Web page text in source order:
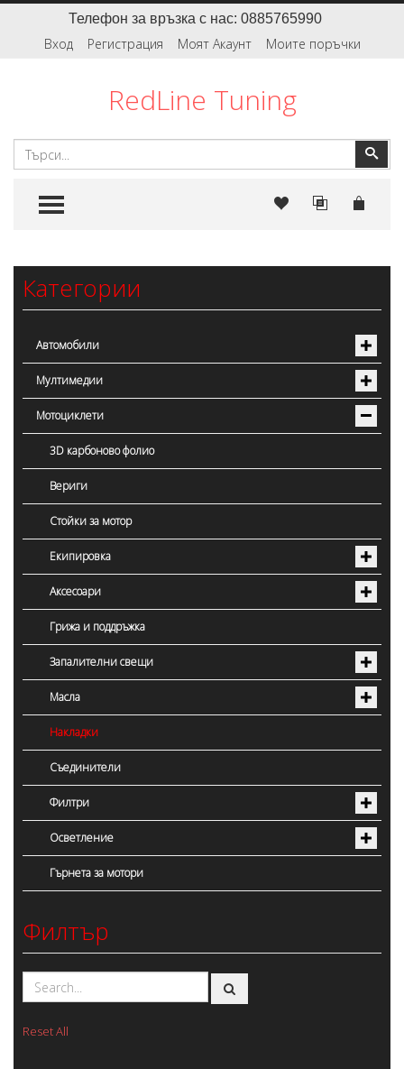
Телефон за връзка с нас: 0885765990
Вход Регистрация Моят Акаунт Моите поръчки
RedLine Tuning
TOGGLE MENU
Категории
Автомобили
Мултимедии
Мотоциклети
3D карбоново фолио
Вериги
Стойки за мотор
Екипировка
Аксесоари
Грижа и поддръжка
Запалителни свещи
Масла
Накладки
Съединители
Филтри
Осветление
Гърнета за мотори
Филтър
Reset All